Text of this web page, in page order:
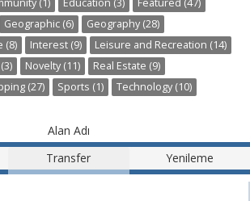
(1) Education (3)
Featured (47)
Geographic (6)
Geography (28)
(8)
Interest (9)
Leisure and Recreation (14)
Novelty (11)
Real Estate (9)
(27) Sports (1) Technology (10)
Alan Adı
Transfer Yenileme